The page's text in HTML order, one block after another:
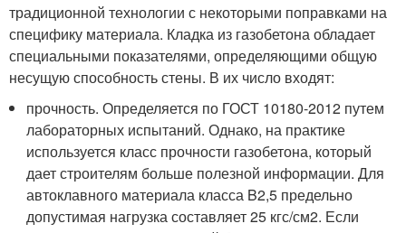
традиционной технологии с некоторыми поправками на
специфику материала. Кладка из газобетона обладает
специальными показателями, определяющими общую
несущую способность стены. В их число входят:
прочность. Определяется по ГОСТ 10180-2012 путем
лабораторных испытаний. Однако, на практике
используется класс прочности газобетона, который
дает строителям больше полезной информации. Для
автоклавного материала класса B2,5 предельно
допустимая нагрузка составляет 25 кгс/см2. Если